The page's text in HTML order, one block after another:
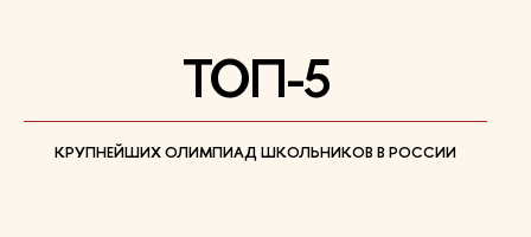
ТОП-5
КРУПНЕЙШИХ ОЛИМПИАД ШКОЛЬНИКОВ В РОССИИ